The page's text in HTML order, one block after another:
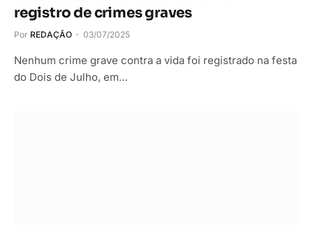
registro de crimes graves
Por REDAÇÃO 03/07/2025
Nenhum crime grave contra a vida foi registrado na festa
do Dois de Julho, em…